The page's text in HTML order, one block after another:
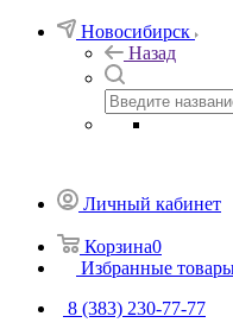
Новосибирск
Назад
Личный кабинет
Корзина0
Избранные
8 (383) 230-77-77